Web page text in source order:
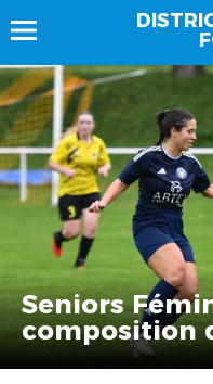
Seniors
composition